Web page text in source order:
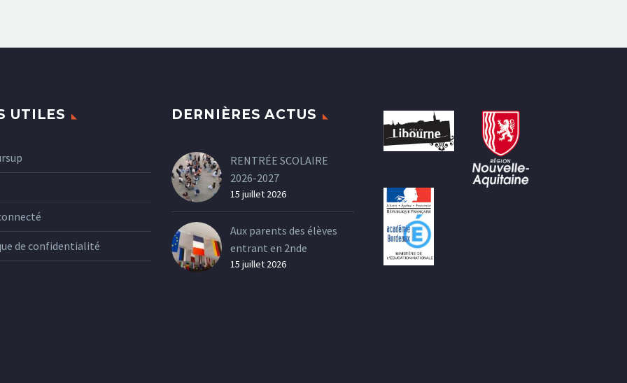
UTILES
de confidentialité
DERNIÈRES ACTUS
RENTRÉE SCOLAIRE
2026-2027
15 juillet 2026
Aux parents des élèves
entrant en 2nde
15 juillet 2026